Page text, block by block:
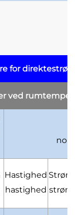
for
ved
Hastighed
hastighed
Strøm
strøm